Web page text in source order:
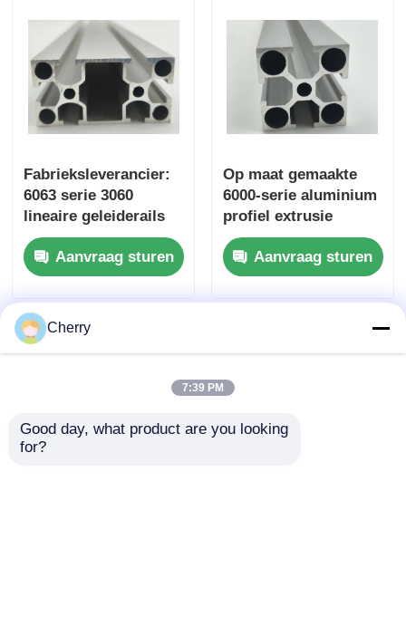
Fabrieksleverancier:
6063 serie 3060
lineaire geleiderails
van industrieel
geëxtrudeerd
aluminium profiel,
geschikt voor
werkbankframe-
apparatuur
Aanvraag sturen
Op maat gemaakte
6000-serie aluminium
profiel extrusie
keuken garderobe
schuifrails gemaakt
in China worden
gebruikt voor het
Aanvraag sturen
Cherry
7:39 PM
Good day, what product are you looking
for?